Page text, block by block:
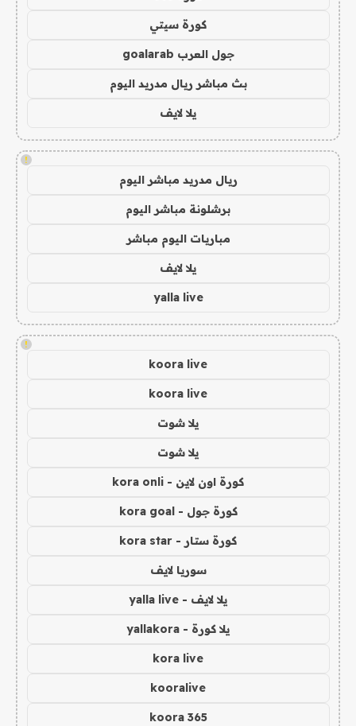
كورة سيتي
جول العرب goalarab
بث مباشر ريال مدريد اليوم
يلا لايف
!
ريال مدريد مباشر اليوم
برشلونة مباشر اليوم
مباريات اليوم مباشر
يلا لايف
yalla live
!
koora live
koora live
يلا شوت
يلا شوت
كورة اون لاين - kora onli
كورة جول - kora goal
كورة ستار - kora star
سوريا لايف
يلا لايف - yalla live
يلا كورة - yallakora
kora live
kooralive
koora 365